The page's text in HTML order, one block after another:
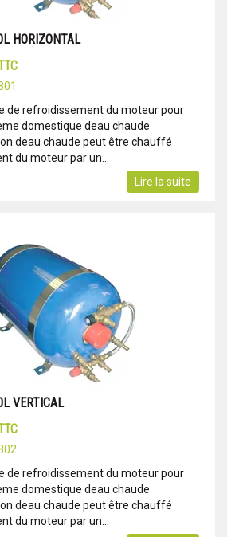
HORIZONTAL
de refroidissement du moteur pour
domestique deau chaude
deau chaude peut être chauffé
du moteur par un...
Lire la suite
VERTICAL
de refroidissement du moteur pour
domestique deau chaude
deau chaude peut être chauffé
du moteur par un...